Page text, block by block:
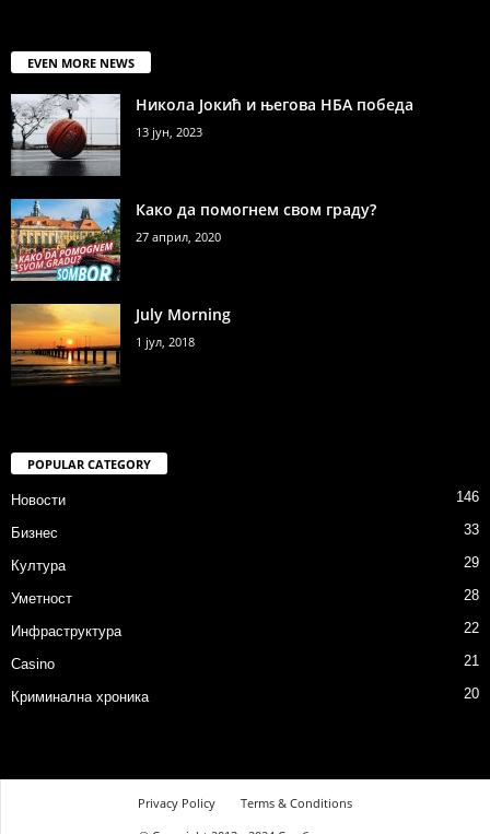
EVEN MORE NEWS
Никола Јокић и његова НБА победа
13 јун, 2023
Како да помогнем свом граду?
27 април, 2020
July Morning
1 јул, 2018
POPULAR CATEGORY
Новости 146
Бизнес 33
Култура 29
Уметност 28
Инфраструктура 22
Casino 21
Криминална хроника 20
Privacy Policy
Terms & Conditions